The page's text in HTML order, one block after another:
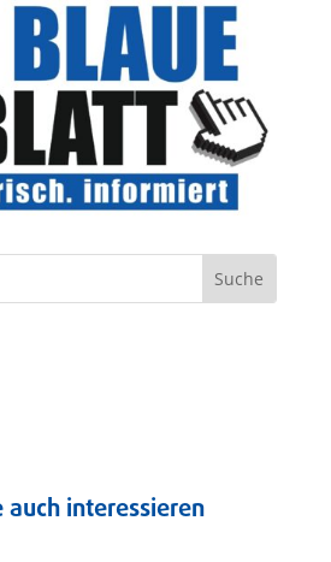
auch interessieren